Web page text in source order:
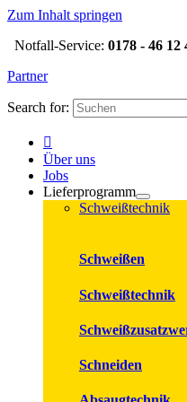
Zum Inhalt springen
Notfall-Service: 0178 - 46 12
Partner
Search for:
Über uns
Jobs
Lieferprogramm
Schweißtechnik
Schweißen
Schweißtechnik
Schneiden